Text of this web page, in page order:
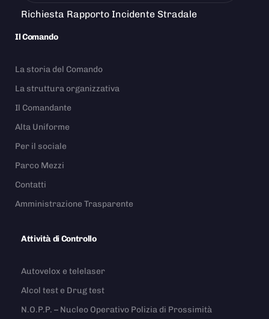
Richiesta Rapporto Incidente Stradale
Il Comando
La storia del Comando
La struttura organizzativa
Il Comandante
Alta Uniforme
Per il sociale
Parco Mezzi
Contatti
Amministrazione Trasparente
Attività di Controllo
Autovelox e telelaser
Alcol test e Drug test
N.O.P.P. – Nucleo Operativo Polizia di Prossimità